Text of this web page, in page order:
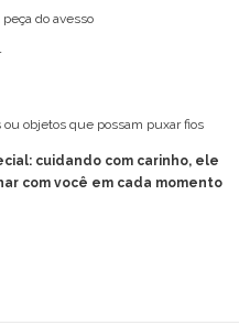
do avesso
objetos que possam puxar fios
cuidando com carinho, ele
com você em cada momento